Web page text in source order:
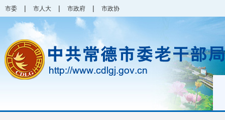
市委 | 市人大 | 市政府 | 市政协